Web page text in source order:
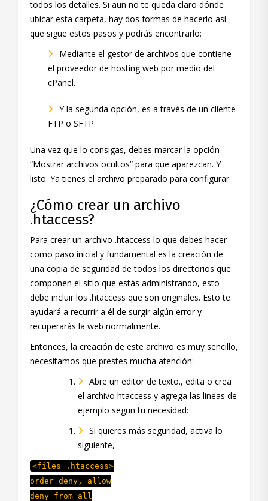
todos los detalles. Si aun no te queda claro dónde
ubicar esta carpeta, hay dos formas de hacerlo así
que sigue estos pasos y podrás encontrarlo:
Mediante el gestor de archivos que contiene
el proveedor de hosting web por medio del
cPanel.
Y la segunda opción, es a través de un cliente
FTP o SFTP.
Una vez que lo consigas, debes marcar la opción
“Mostrar archivos ocultos” para que aparezcan. Y
listo. Ya tienes el archivo preparado para configurar.
¿Cómo crear un archivo
.htaccess?
Para crear un archivo .htaccess lo que debes hacer
como paso inicial y fundamental es la creación de
una copia de seguridad de todos los directorios que
componen el sitio que estás administrando, esto
debe incluir los .htaccess que son originales. Esto te
ayudará a recurrir a él de surgir algún error y
recuperarás la web normalmente.
Entonces, la creación de este archivo es muy sencillo,
necesitamos que prestes mucha atención:
Abre un editor de texto., edita o crea
el archivo htaccess y agrega las lineas de
ejemplo segun tu necesidad:
Si quieres más seguridad, activa lo
siguiente,
<files .htaccess>
order deny, allow
deny from all